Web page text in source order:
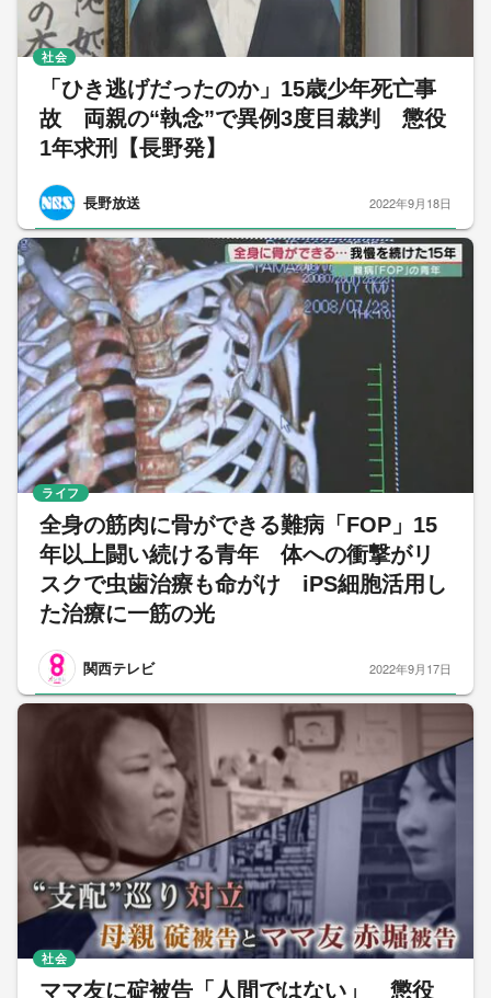
「ひき逃げだったのか」15歳少年死亡事
故 両親の“執念”で異例3度目裁判 懲役
1年求刑【長野発】
長野放送
社会
2022年9月18日
全身の筋肉に骨ができる難病「FOP」15
年以上闘い続ける青年 体への衝撃がリ
スクで虫歯治療も命がけ iPS細胞活用し
た治療に一筋の光
関西テレビ
ライフ
2022年9月17日
ママ友に碇被告「人間ではない」 懲役
社会